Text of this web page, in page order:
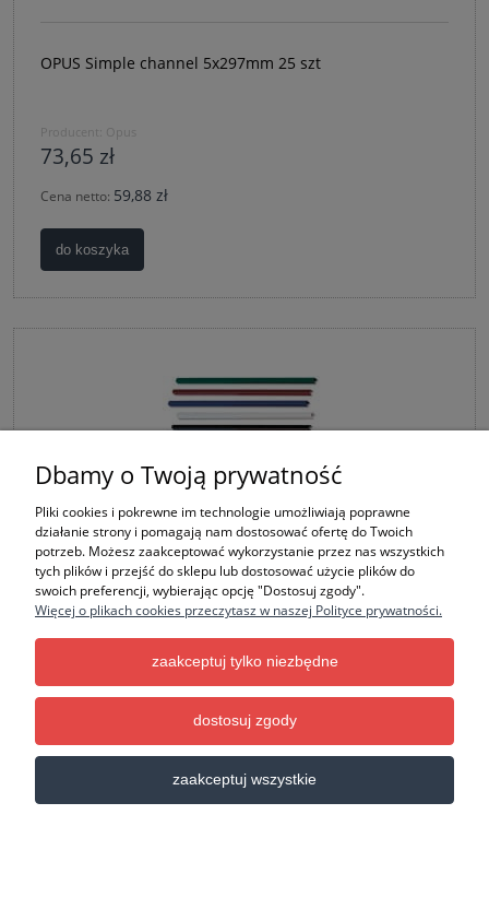
OPUS Simple channel 5x297mm 25 szt
Producent: Opus
73,65 zł
Cena netto: 59,88 zł
do koszyka
OPUS Simple channel 7x210mm 25 szt.
Dbamy o Twoją prywatność
Pliki cookies i pokrewne im technologie umożliwiają poprawne
działanie strony i pomagają nam dostosować ofertę do Twoich
potrzeb. Możesz zaakceptować wykorzystanie przez nas wszystkich
tych plików i przejść do sklepu lub dostosować użycie plików do
swoich preferencji, wybierając opcję "Dostosuj zgody".
Więcej o plikach cookies przeczytasz w naszej Polityce prywatności.
zaakceptuj tylko niezbędne
dostosuj zgody
zaakceptuj wszystkie